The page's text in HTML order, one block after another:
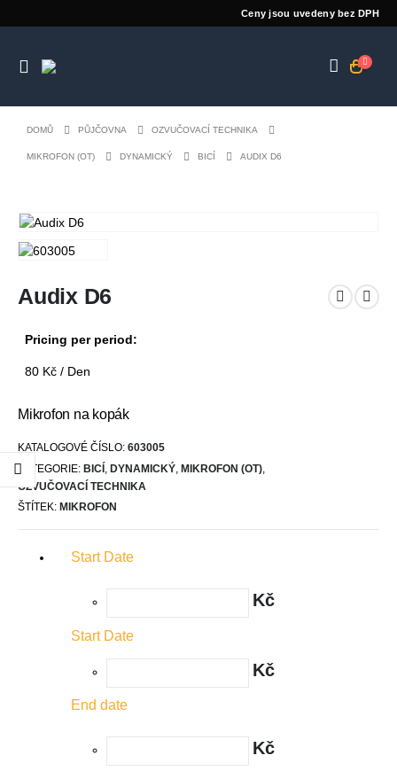
Ceny jsou uvedeny bez DPH
DOMŮ PŮJČOVNA OZVUČOVACÍ TECHNIKA
MIKROFON (OT) DYNAMICKÝ BICÍ AUDIX D6
Audix D6
Pricing per period:
80 Kč / Den
Mikrofon na kopák
KATALOGOVÉ ČÍSLO: 603005
KATEGORIE: BICÍ DYNAMICKÝ MIKROFON (OT)
OZVUČOVACÍ TECHNIKA
ŠTÍTEK: MIKROFON
Start Date
Kč
Start Date
Kč
End date
Kč